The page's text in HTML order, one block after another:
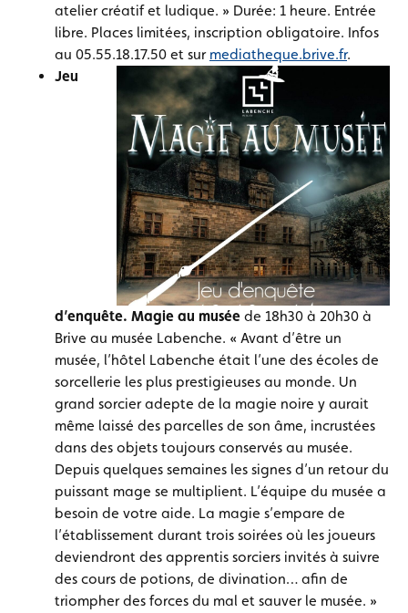
atelier créatif et ludique. » Durée: 1 heure. Entrée
libre. Places limitées, inscription obligatoire. Infos
au 05.55.18.17.50 et sur mediatheque.brive.fr.
Jeu
d’enquête. Magie au musée de 18h30 à 20h30 à
Brive au musée Labenche. « Avant d’être un
musée, l’hôtel Labenche était l’une des écoles de
sorcellerie les plus prestigieuses au monde. Un
grand sorcier adepte de la magie noire y aurait
même laissé des parcelles de son âme, incrustées
dans des objets toujours conservés au musée.
Depuis quelques semaines les signes d’un retour du
puissant mage se multiplient. L’équipe du musée a
besoin de votre aide. La magie s’empare de
l’établissement durant trois soirées où les joueurs
deviendront des apprentis sorciers invités à suivre
des cours de potions, de divination… afin de
triompher des forces du mal et sauver le musée. »